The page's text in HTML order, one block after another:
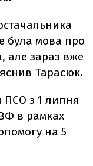
була мова про
але зараз вже
Тарасюк.
ПСО з 1 липня
в рамках
на 5